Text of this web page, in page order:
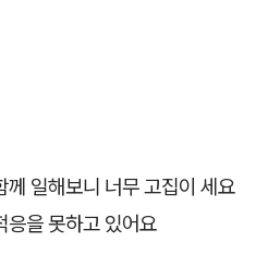
일해보니 너무 고집이 세요
응을 못하고 있어요